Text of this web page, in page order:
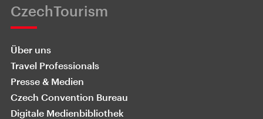
CzechTourism
Über uns
Travel Professionals
Presse & Medien
Czech Convention Bureau
Digitale Medienbibliothek